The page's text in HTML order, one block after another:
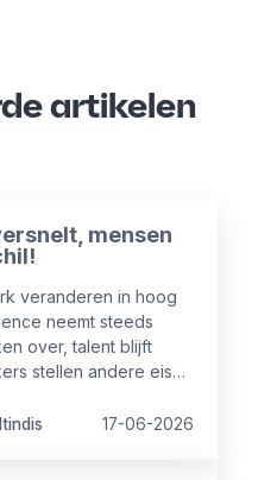
artikelen
mensen
veranderen in hoog
neemt steeds
over, talent blijft
stellen andere eisen
verschuiving.
17-06-2026